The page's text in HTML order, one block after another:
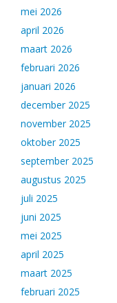
mei 2026
april 2026
maart 2026
februari 2026
januari 2026
december 2025
november 2025
oktober 2025
september 2025
augustus 2025
juli 2025
juni 2025
mei 2025
april 2025
maart 2025
februari 2025